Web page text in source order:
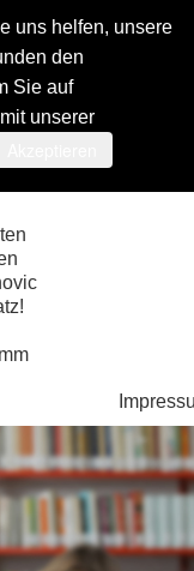
uns helfen, unsere
den
Sie auf
unserer